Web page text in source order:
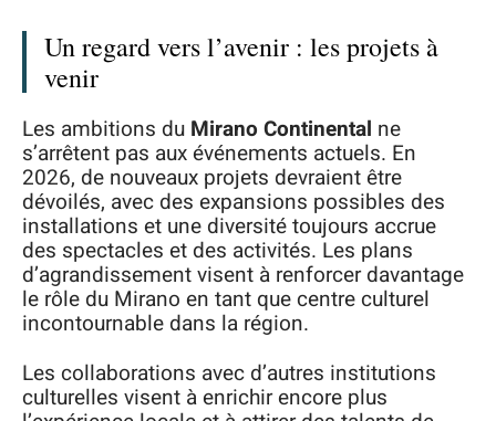
Un regard vers l’avenir : les projets à
venir
Les ambitions du Mirano Continental ne
s’arrêtent pas aux événements actuels. En
2026, de nouveaux projets devraient être
dévoilés, avec des expansions possibles des
installations et une diversité toujours accrue
des spectacles et des activités. Les plans
d’agrandissement visent à renforcer davantage
le rôle du Mirano en tant que centre culturel
incontournable dans la région.
Les collaborations avec d’autres institutions
culturelles visent à enrichir encore plus